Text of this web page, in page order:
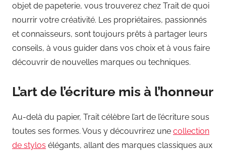
objet de papeterie, vous trouverez chez Trait de quoi
nourrir votre créativité. Les propriétaires, passionnés
et connaisseurs, sont toujours prêts à partager leurs
conseils, à vous guider dans vos choix et à vous faire
découvrir de nouvelles marques ou techniques.
L’art de l’écriture mis à l’honneur
Au-delà du papier, Trait célèbre l’art de l’écriture sous
toutes ses formes. Vous y découvrirez une collection
de stylos élégants, allant des marques classiques aux